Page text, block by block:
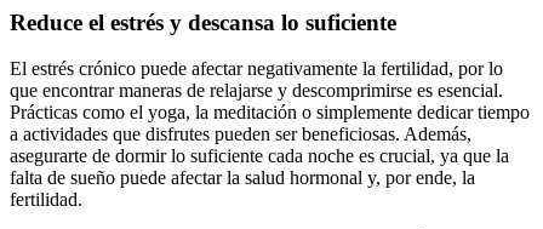
Reduce el estrés y descansa lo suficiente
El estrés crónico puede afectar negativamente la fertilidad, por lo
que encontrar maneras de relajarse y descomprimirse es esencial.
Prácticas como el yoga, la meditación o simplemente dedicar tiempo
a actividades que disfrutes pueden ser beneficiosas. Además,
asegurarte de dormir lo suficiente cada noche es crucial, ya que la
falta de sueño puede afectar la salud hormonal y, por ende, la
fertilidad.